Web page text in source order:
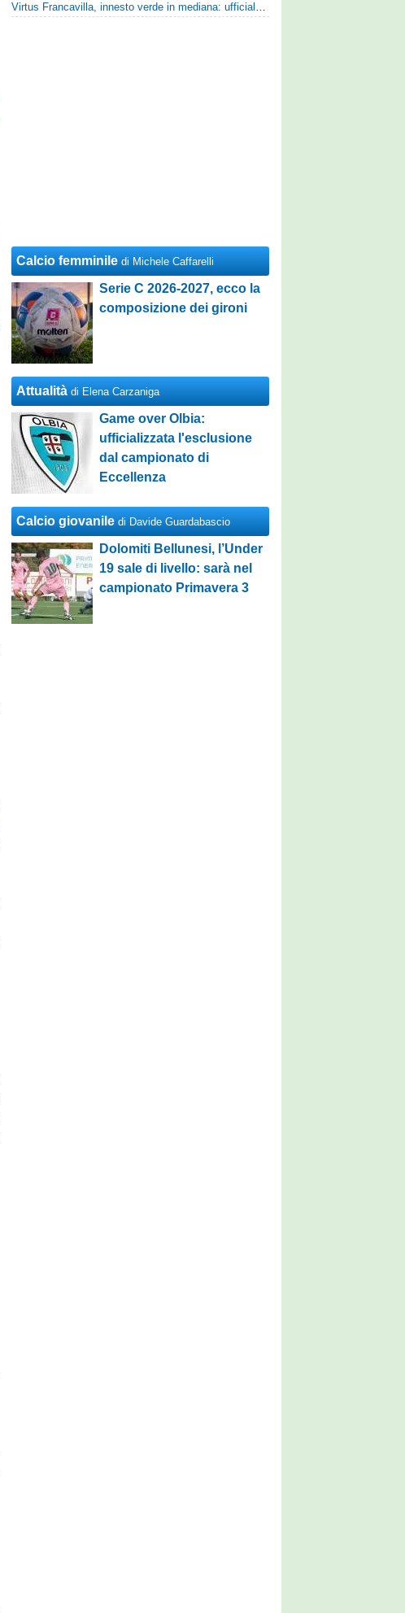
Virtus Francavilla, innesto verde in mediana: ufficiale l'arrivo del classe 2008 Gianluca Ajello
Calcio femminile di Michele Caffarelli
Serie C 2026-2027, ecco la
composizione dei gironi
Attualità di Elena Carzaniga
Game over Olbia:
ufficializzata l'esclusione
dal campionato di
Eccellenza
Calcio giovanile di Davide Guardabascio
Dolomiti Bellunesi, l’Under
19 sale di livello: sarà nel
campionato Primavera 3